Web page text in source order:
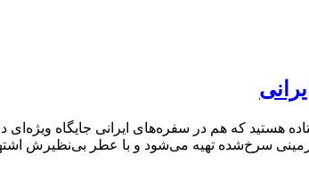
هستید که هم در سفره‌های ایرانی جایگاه
سرخ‌شده تهیه می‌شود و با عطر بی‌نظیرش